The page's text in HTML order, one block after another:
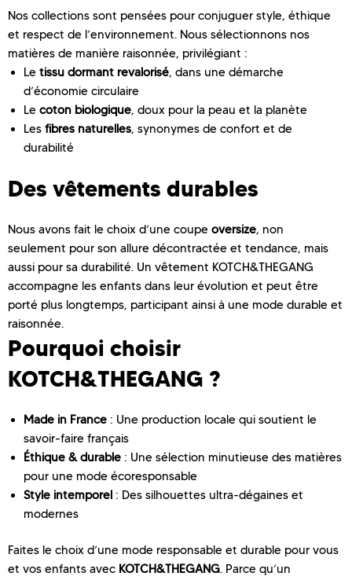
Nos collections sont pensées pour conjuguer style, éthique
et respect de l’environnement. Nous sélectionnons nos
matières de manière raisonnée, privilégiant :
Le tissu dormant revalorisé, dans une démarche
d’économie circulaire
Le coton biologique, doux pour la peau et la planète
Les fibres naturelles, synonymes de confort et de
durabilité
Des vêtements durables
Nous avons fait le choix d’une coupe oversize, non
seulement pour son allure décontractée et tendance, mais
aussi pour sa durabilité. Un vêtement KOTCH&THEGANG
accompagne les enfants dans leur évolution et peut être
porté plus longtemps, participant ainsi à une mode durable et
raisonnée.
Pourquoi choisir
KOTCH&THEGANG ?
Made in France : Une production locale qui soutient le
savoir-faire français
Éthique & durable : Une sélection minutieuse des matières
pour une mode écoresponsable
Style intemporel : Des silhouettes ultra-dégaines et
modernes
Faites le choix d’une mode responsable et durable pour vous
et vos enfants avec KOTCH&THEGANG. Parce qu’un